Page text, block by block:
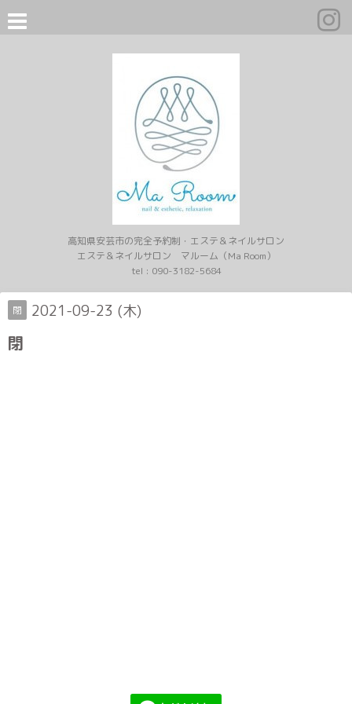
高知県安芸市の完全予約制・エステ＆ネイルサロン
エステ＆ネイルサロン マルーム（Ma Room）
tel : 090-3182-5684
閉 2021-09-23 (木)
閉